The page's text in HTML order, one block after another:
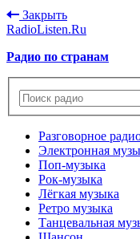
Закрыть
RadioListen.Ru
Радио по странам
Разговорное
Электронная
Поп-музыка
Рок-музыка
Лёгкая музыка
Ретро музыка
Танцевальная